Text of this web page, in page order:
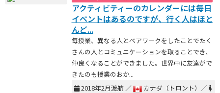
アクティビティーのカレンダーには毎日
イベントはあるのですが、行く人はほと
んど...
毎授業、異なる人とペアワークをしたことでたく
さんの人とコミュニケーションを取ることでき、
仲良くなることができました。世界中に友達がで
きたのも授業のおか...
2018年2月渡航 ／
カナダ（トロント）／